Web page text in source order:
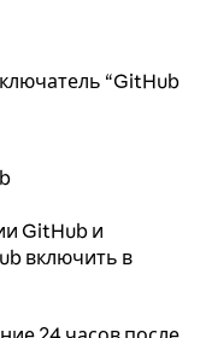
“GitHub
GitHub и
включить в